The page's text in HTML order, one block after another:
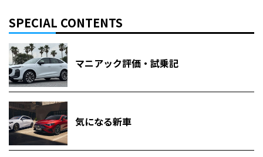
SPECIAL CONTENTS
マニアック評価・試乗記
気になる新車